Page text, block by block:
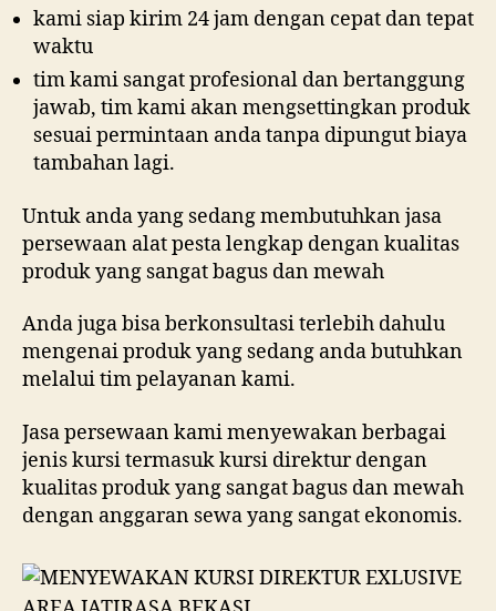
kami siap kirim 24 jam dengan cepat dan tepat
waktu
tim kami sangat profesional dan bertanggung
jawab, tim kami akan mengsettingkan produk
sesuai permintaan anda tanpa dipungut biaya
tambahan lagi.
Untuk anda yang sedang membutuhkan jasa
persewaan alat pesta lengkap dengan kualitas
produk yang sangat bagus dan mewah
Anda juga bisa berkonsultasi terlebih dahulu
mengenai produk yang sedang anda butuhkan
melalui tim pelayanan kami.
Jasa persewaan kami menyewakan berbagai
jenis kursi termasuk kursi direktur dengan
kualitas produk yang sangat bagus dan mewah
dengan anggaran sewa yang sangat ekonomis.